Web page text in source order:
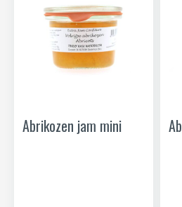
Abrikozen jam mini